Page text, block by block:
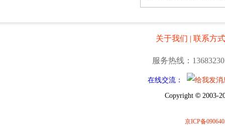
关于我们 | 联系方式
服务热线：
在线交流：
Copyright © 2003-
京ICP备